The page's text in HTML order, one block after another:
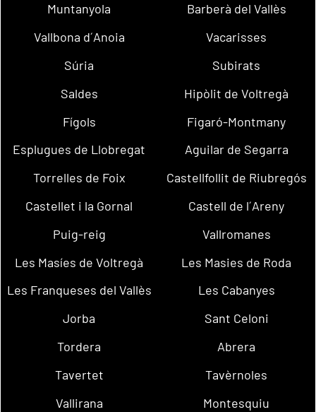
Muntanyola
Barberà del Vallès
Vallbona d´Anoia
Vacarisses
Súria
Subirats
Saldes
Hipòlit de Voltregà
Fígols
Figaró-Montmany
Esplugues de Llobregat
Aguilar de Segarra
Torrelles de Foix
Castellfollit de Riubregós
Castellet i la Gornal
Castell de l´Areny
Puig-reig
Vallromanes
Les Masíes de Voltregà
Les Masies de Roda
Les Franqueses del Vallès
Les Cabanyes
Jorba
Sant Celoni
Tordera
Abrera
Tavertet
Tavèrnoles
Vallirana
Montesquiu